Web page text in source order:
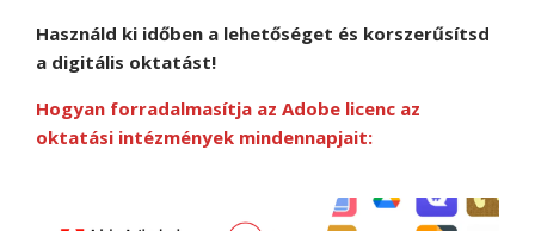
Használd ki időben a lehetőséget és korszerűsítsd
a digitális oktatást!
Hogyan forradalmasítja az Adobe licenc az
oktatási intézmények mindennapjait: